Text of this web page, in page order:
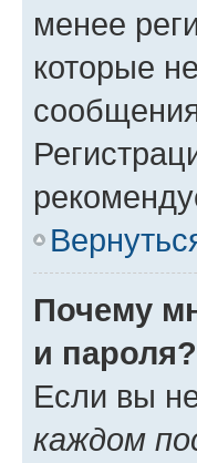
менее
которые
Почему
и пароля?
Если вы
каждом